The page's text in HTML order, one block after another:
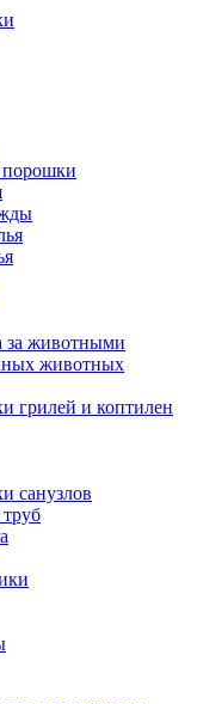
за животными
животных
грилей и коптилен
санузлов